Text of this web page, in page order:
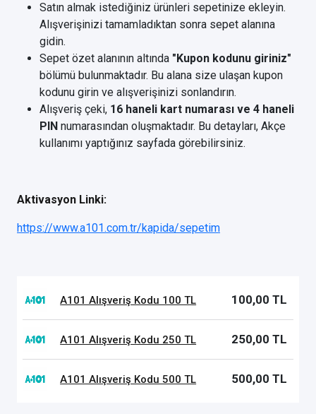
Satın almak istediğiniz ürünleri sepetinize ekleyin.
Alışverişinizi tamamladıktan sonra sepet alanına
gidin.
Sepet özet alanının altında "Kupon kodunu giriniz"
bölümü bulunmaktadır. Bu alana size ulaşan kupon
kodunu girin ve alışverişinizi sonlandırın.
Alışveriş çeki, 16 haneli kart numarası ve 4 haneli
PIN numarasından oluşmaktadır. Bu detayları, Akçe
kullanımı yaptığınız sayfada görebilirsiniz.
Aktivasyon Linki:
https://www.a101.com.tr/kapida/sepetim
A101 Alışveriş Kodu 100 TL 100,00 TL
A101 Alışveriş Kodu 250 TL 250,00 TL
A101 Alışveriş Kodu 500 TL 500,00 TL